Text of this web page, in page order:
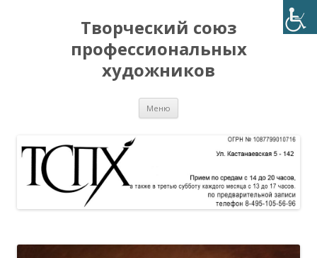
Творческий союз
профессиональных
художников
Меню